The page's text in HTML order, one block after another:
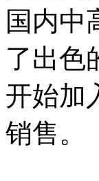
国内中
了出色
开始加
销售。